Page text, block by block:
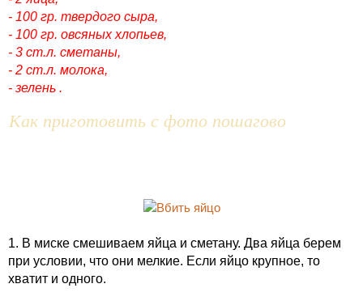
- 100 гр. твердого сыра,
- 100 гр. овсяных хлопьев,
- 3 ст.л. сметаны,
- 2 ст.л. молока,
- зелень .
Как приготовить с фото пошагово
1. В миске смешиваем яйца и сметану. Два яйца берем
при условии, что они мелкие. Если яйцо крупное, то
хватит и одного.